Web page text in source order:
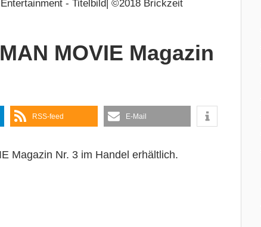
MOVIE Magazin
RSS-feed E-Mail
Magazin Nr. 3 im Handel erhältlich.